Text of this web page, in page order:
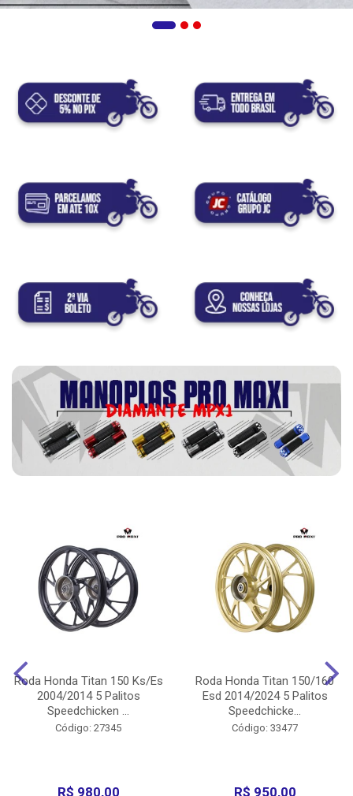
Roda Honda Titan 150 Ks/Es
2004/2014 5 Palitos
Speedchicken ...
Código: 27345
R$ 980,00
Roda Honda Titan 150/160
Esd 2014/2024 5 Palitos
Speedchicke...
Código: 33477
R$ 950,00